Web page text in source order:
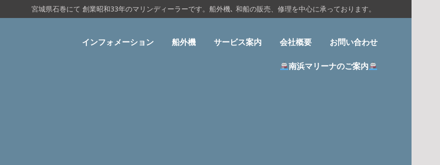
宮城県石巻にて 創業昭和33年のマリンディーラーです。船外機､ 和船の販売、修理を中心に承っております。
インフォメーション 船外機 サービス案内 会社概要 お問い合わせ
南浜マリーナのご案内